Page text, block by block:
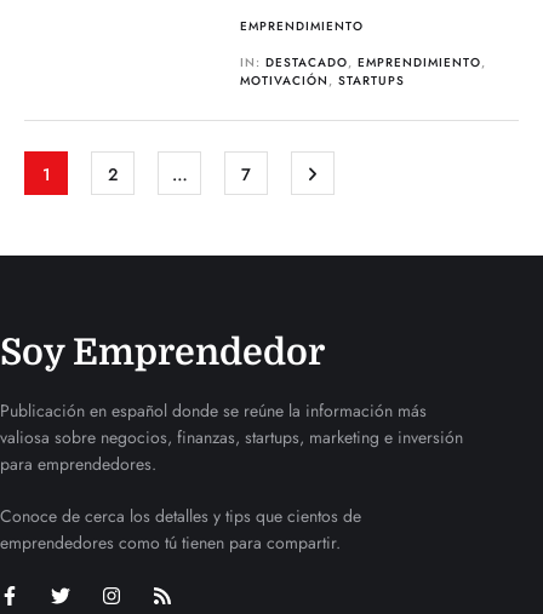
EMPRENDIMIENTO
IN:DESTACADO,EMPRENDIMIENTO,
MOTIVACIÓN ,STARTUPS
1 2 … 7
Soy Emprendedor
Publicación en español donde se reúne la información más
valiosa sobre negocios, finanzas, startups, marketing e inversión
para emprendedores.
Conoce de cerca los detalles y tips que cientos de
emprendedores como tú tienen para compartir.